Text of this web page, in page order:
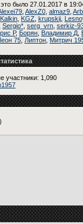
было 27.01.2017 в
AlexZ0 almaz9
Kalkin KGZ krupskij
Sergio* serg_vrn serkiz-
Р, Борян Владимир Д
75 Липтон Митрич
участники: 1,090